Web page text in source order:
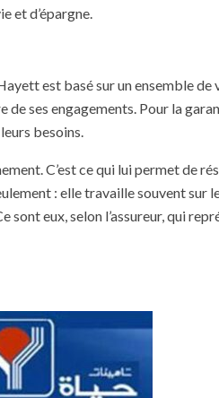
et d’épargne.
est basé sur un ensemble de
ses engagements. Pour la
besoins.
C’est ce qui lui permet de
: elle travaille souvent sur
sont eux, selon l’assureur, qui